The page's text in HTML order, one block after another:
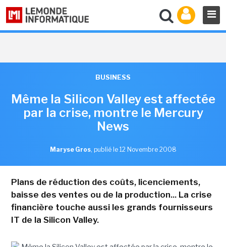
BUSINESS
Même la Silicon Valley est affectée
par la crise, montre le Mercury
News
Maryse Gros, publié le 12 Novembre 2008
Plans de réduction des coûts, licenciements,
baisse des ventes ou de la production... La crise
financière touche aussi les grands fournisseurs
IT de la Silicon Valley.